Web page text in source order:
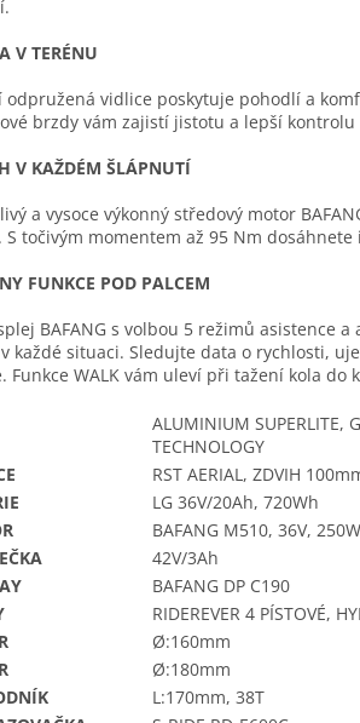
V TERÉNU
odpružená vidlice poskytuje pohodlí a
brzdy vám zajistí jistotu a lepší
V KAŽDÉM ŠLÁPNUTÍ
a vysoce výkonný středový motor
S točivým momentem až 95 Nm
FUNKCE POD PALCEM
BAFANG s volbou 5 režimů asistence
každé situaci. Sledujte data o rychlosti,
Funkce WALK vám uleví při tažení kola do
ALUMINIUM SUPERLITE,
TECHNOLOGY
RST AERIAL, ZDVIH
LG 36V/20Ah, 720Wh
BAFANG M510, 36V,
42V/3Ah
BAFANG DP C190
RIDEREVER 4 PÍSTOVÉ,
Ø:160mm
Ø:180mm
L:170mm, 38T